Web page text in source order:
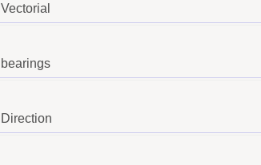
Vectorial
bearings
Direction